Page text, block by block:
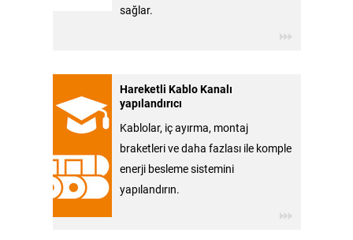
sağlar.
Hareketli Kablo Kanalı
yapılandırıcı
Kablolar, iç ayırma, montaj
braketleri ve daha fazlası ile komple
enerji besleme sistemini
yapılandırın.